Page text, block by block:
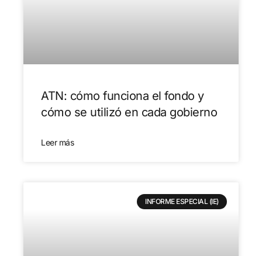
ATN: cómo funciona el fondo y
cómo se utilizó en cada gobierno
Leer más
INFORME ESPECIAL (IE)